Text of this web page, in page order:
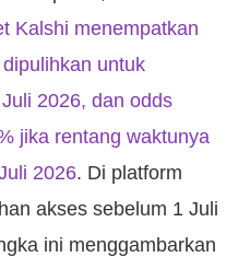
Kalshi menempatkan
untuk
2026, dan odds
jika rentang waktunya
2026. Di platform
akses sebelum 1 Juli
ini menggambarkan